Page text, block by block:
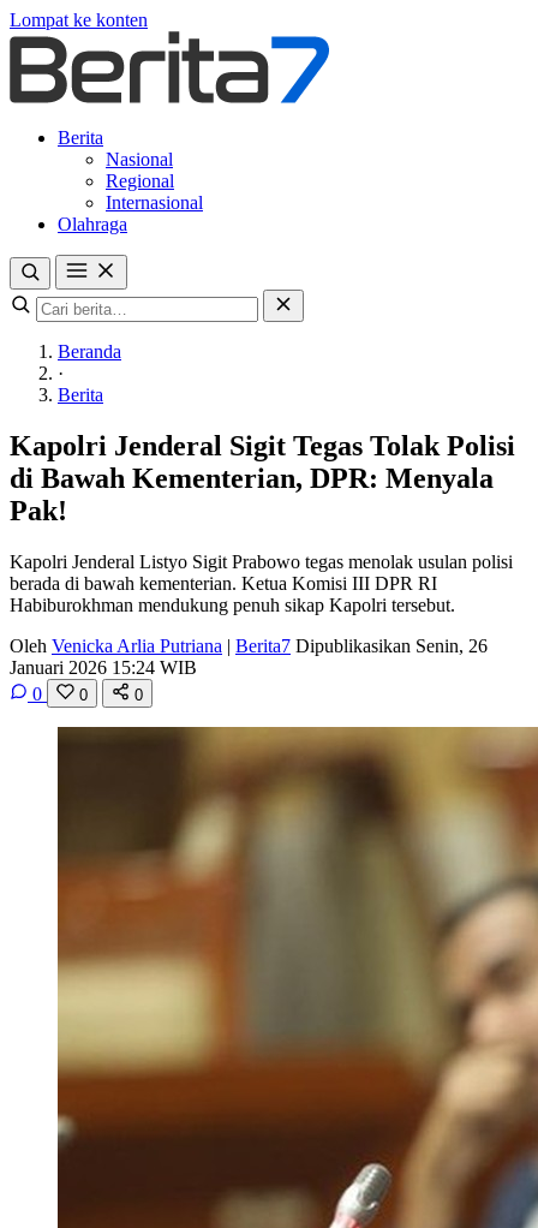
Lompat ke konten
Berita
Nasional
Regional
Internasional
Olahraga
Beranda
·
Berita
Kapolri Jenderal Sigit Tegas Tolak Polisi
di Bawah Kementerian, DPR: Menyala
Pak!
Kapolri Jenderal Listyo Sigit Prabowo tegas menolak usulan polisi
berada di bawah kementerian. Ketua Komisi III DPR RI
Habiburokhman mendukung penuh sikap Kapolri tersebut.
Oleh Venicka Arlia Putriana | Berita7 Dipublikasikan Senin, 26
Januari 2026 15:24 WIB
0
0 0